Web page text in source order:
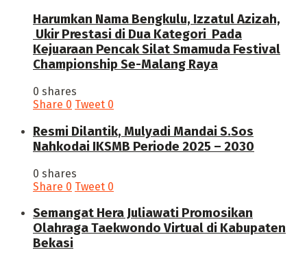
Harumkan Nama Bengkulu, Izzatul Azizah,
Ukir Prestasi di Dua Kategori Pada
Kejuaraan Pencak Silat Smamuda Festival
Championship Se-Malang Raya
0 shares
Share 0 Tweet 0
Resmi Dilantik, Mulyadi Mandai S.Sos
Nahkodai IKSMB Periode 2025 – 2030
0 shares
Share 0 Tweet 0
Semangat Hera Juliawati Promosikan
Olahraga Taekwondo Virtual di Kabupaten
Bekasi